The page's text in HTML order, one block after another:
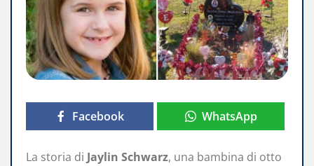
Facebook WhatsApp
La storia di Jaylin Schwarz, una bambina di otto